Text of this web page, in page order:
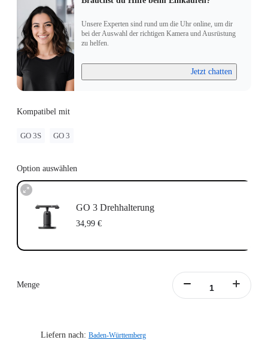
Unsere Experten sind rund um die Uhr online, um dir
bei der Auswahl der richtigen Kamera und Ausrüstung
zu helfen.
Jetzt chatten
Kompatibel mit
GO 3S GO 3
Option auswählen
GO 3 Drehhalterung
34,99 €
Menge
Liefern nach: Baden-Württemberg